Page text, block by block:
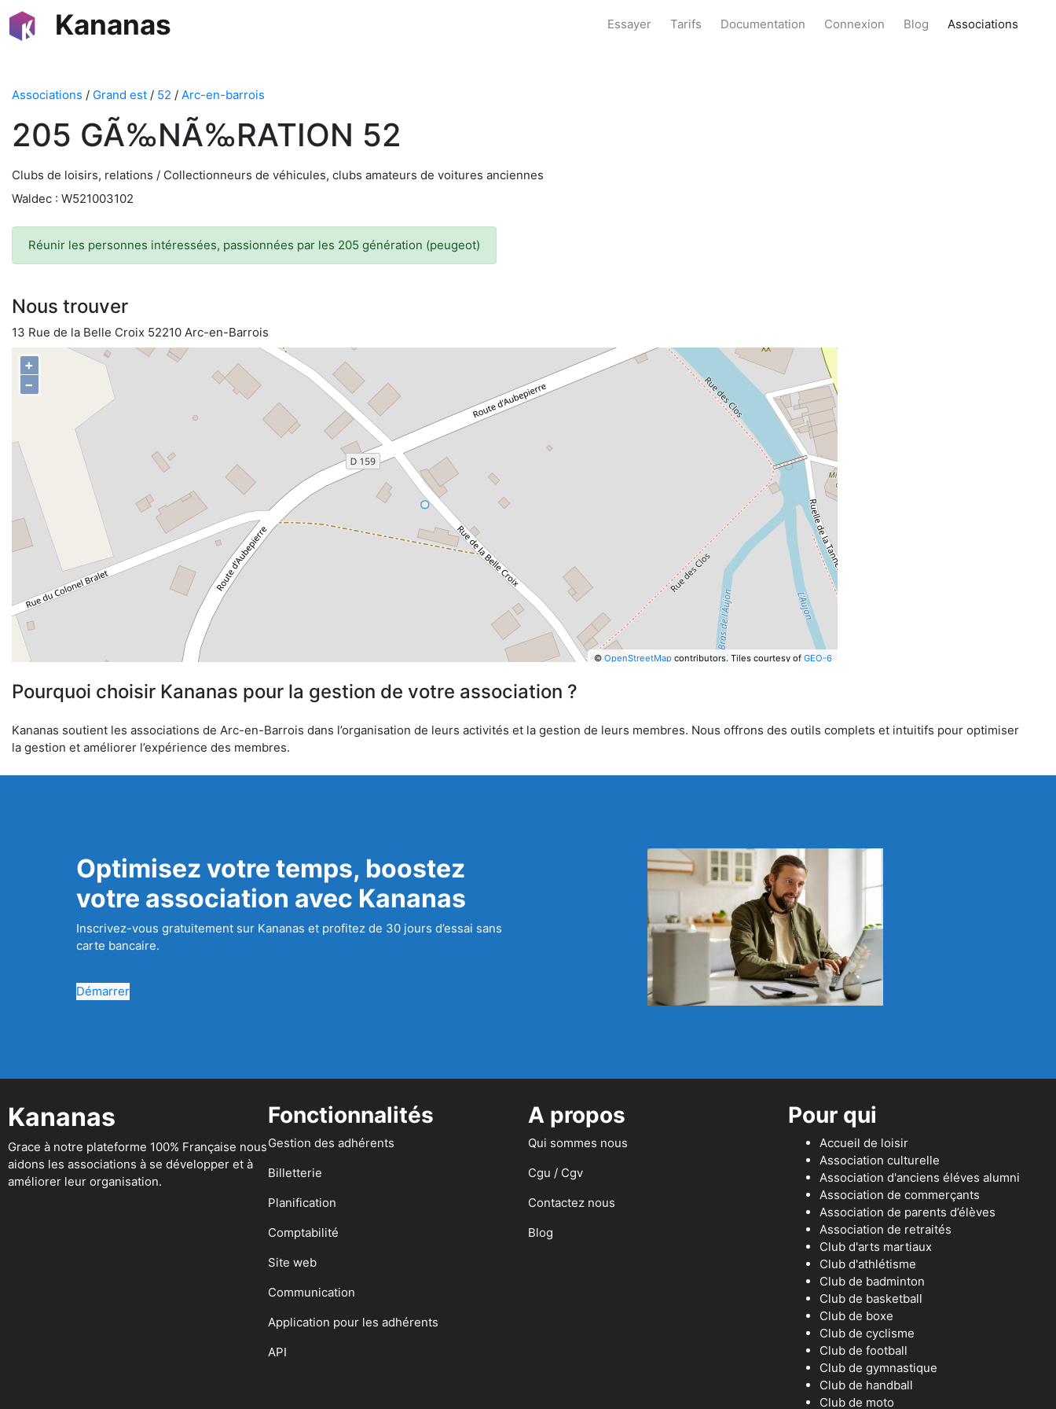
Kananas Essayer Tarifs Documentation Connexion Blog Associations
Associations / Grand est / 52 / Arc-en-barrois
205 GÃ‰NÃ‰RATION 52
Clubs de loisirs, relations / Collectionneurs de véhicules, clubs amateurs de voitures anciennes
Waldec : W521003102
Réunir les personnes intéressées, passionnées par les 205 génération (peugeot)
Nous trouver
13 Rue de la Belle Croix 52210 Arc-en-Barrois
+
−
© OpenStreetMapcontributors. Tiles courtesy of GEO-6
Pourquoi choisir Kananas pour la gestion de votre association ?
Kananas soutient les associations de Arc-en-Barrois dans l’organisation de leurs activités et la gestion de leurs membres. Nous offrons des outils complets et intuitifs pour optimiser
la gestion et améliorer l’expérience des membres.
Optimisez votre temps, boostez
votre association avec Kananas
Inscrivez-vous gratuitement sur Kananas et profitez de 30 jours d’essai sans
carte bancaire.
Démarrer
Kananas
Grace à notre plateforme 100% Française nous
aidons les associations à se développer et à
améliorer leur organisation.
Fonctionnalités
Gestion des adhérents
Billetterie
Planification
Comptabilité
Site web
Communication
Application pour les adhérents
API
A propos
Qui sommes nous
Cgu / Cgv
Contactez nous
Blog
Pour qui
Accueil de loisir
Association culturelle
Association d'anciens éléves alumni
Association de commerçants
Association de parents d’élèves
Association de retraités
Club d'arts martiaux
Club d'athlétisme
Club de badminton
Club de basketball
Club de boxe
Club de cyclisme
Club de football
Club de gymnastique
Club de handball
Club de moto